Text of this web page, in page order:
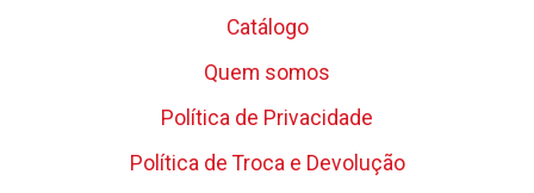
Catálogo
Quem somos
Política de Privacidade
Política de Troca e Devolução